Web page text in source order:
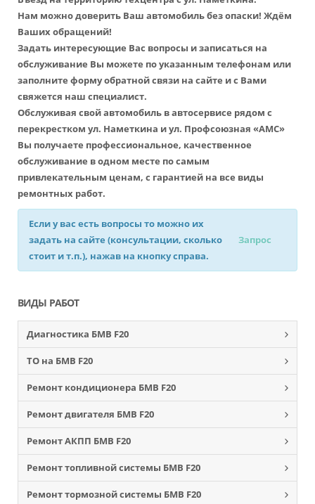
Нам можно доверить Ваш автомобиль без опаски! Ждём
Ваших обращений!
Задать интересующие Вас вопросы и записаться на
обслуживание Вы можете по указанным телефонам или
заполните форму обратной связи на сайте и с Вами
свяжется наш специалист.
Обслуживая свой автомобиль в автосервисе рядом с
перекрестком ул. Наметкина и ул. Профсоюзная «АМС»
Вы получаете профессиональное, качественное
обслуживание в одном месте по самым
привлекательным ценам, с гарантией на все виды
ремонтных работ.
Если у вас есть вопросы то можно их
задать на сайте (консультации, сколько
стоит и т.п.), нажав на кнопку справа.
Запрос
ВИДЫ РАБОТ
Диагностика БМВ F20
ТО на БМВ F20
Ремонт кондиционера БМВ F20
Ремонт двигателя БМВ F20
Ремонт АКПП БМВ F20
Ремонт топливной системы БМВ F20
Ремонт тормозной системы БМВ F20